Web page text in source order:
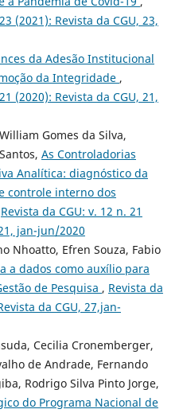
(2021): Revista da CGU, 23,
da Adesão Institucional
da Integridade ,
(2020): Revista da CGU, 21,
Gomes da Silva,
As Controladorias
Analítica: diagnóstico da
controle interno dos
Revista da CGU: v. 12 n. 21
jan-jun/2020
Nhoatto, Efren Souza, Fabio
a dados como auxílio para
de Pesquisa , Revista da
da CGU, 27,jan-
Cecilia Cronemberger,
de Andrade, Fernando
Rodrigo Silva Pinto Jorge,
do Programa Nacional de